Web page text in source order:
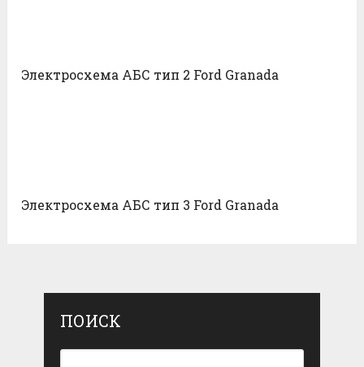
Электросхема АБС тип 2 Ford Granada
Электросхема АБС тип 3 Ford Granada
ПОИСК